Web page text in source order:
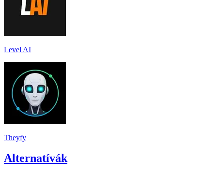
Level AI
Theyfy
Alternatívák